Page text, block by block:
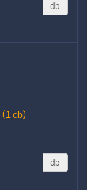
db
(1 db)
db